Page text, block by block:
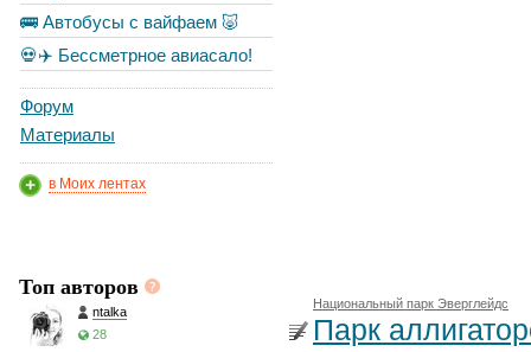
🚌 Автобусы с вайфаем 🐷
💀✈️ Бессметрное авиасало!
Форум
Материалы
в Моих лентах
Топ авторов
ntalka
28
Национальный парк Эверглейдс
Парк